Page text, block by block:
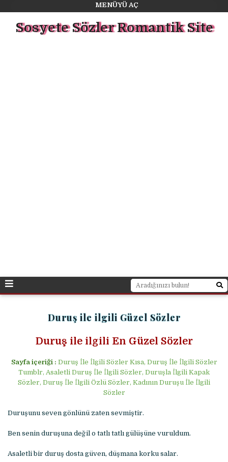
MENÜYÜ AÇ
Sosyete Sözler Romantik Site
Duruş ile ilgili Güzel Sözler
Duruş ile ilgili En Güzel Sözler
Sayfa içeriği : Duruş İle İlgili Sözler Kısa, Duruş İle İlgili Sözler
Tumblr, Asaletli Duruş İle İlgili Sözler, Duruşla İlgili Kapak
Sözler, Duruş İle İlgili Özlü Sözler, Kadının Duruşu İle İlgili
Sözler
Duruşunu seven gönlünü zaten sevmiştir.
Ben senin duruşuna değil o tatlı tatlı gülüşüne vuruldum.
Asaletli bir duruş dosta güven, düşmana korku salar.